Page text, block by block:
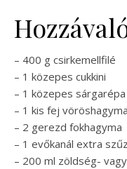
– 400 g csirkemellfilé
– 1 közepes cukkini
– 1 közepes sárgarépa
– 1 kis fej vöröshagyma
– 2 gerezd fokhagyma
– 1 evőkanál extra
– 200 ml zöldség-